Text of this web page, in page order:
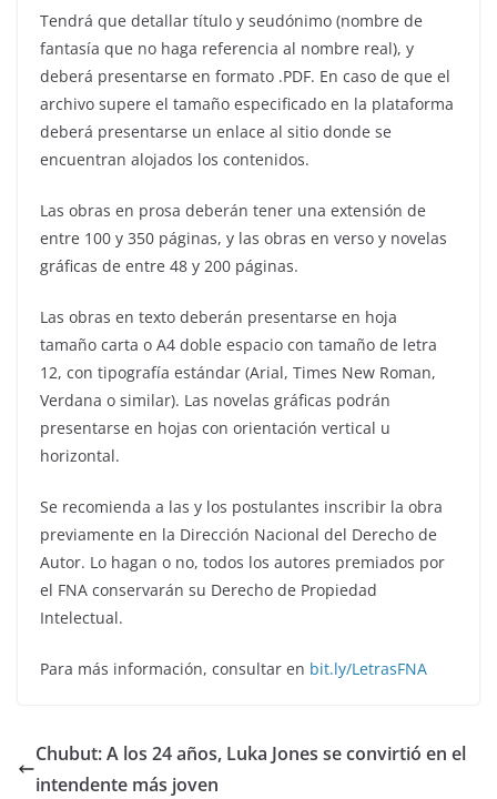
Tendrá que detallar título y seudónimo (nombre de
fantasía que no haga referencia al nombre real), y
deberá presentarse en formato .PDF. En caso de que el
archivo supere el tamaño especificado en la plataforma
deberá presentarse un enlace al sitio donde se
encuentran alojados los contenidos.
Las obras en prosa deberán tener una extensión de
entre 100 y 350 páginas, y las obras en verso y novelas
gráficas de entre 48 y 200 páginas.
Las obras en texto deberán presentarse en hoja
tamaño carta o A4 doble espacio con tamaño de letra
12, con tipografía estándar (Arial, Times New Roman,
Verdana o similar). Las novelas gráficas podrán
presentarse en hojas con orientación vertical u
horizontal.
Se recomienda a las y los postulantes inscribir la obra
previamente en la Dirección Nacional del Derecho de
Autor. Lo hagan o no, todos los autores premiados por
el FNA conservarán su Derecho de Propiedad
Intelectual.
Para más información, consultar en bit.ly/LetrasFNA
Chubut: A los 24 años, Luka Jones se convirtió en el
intendente más joven